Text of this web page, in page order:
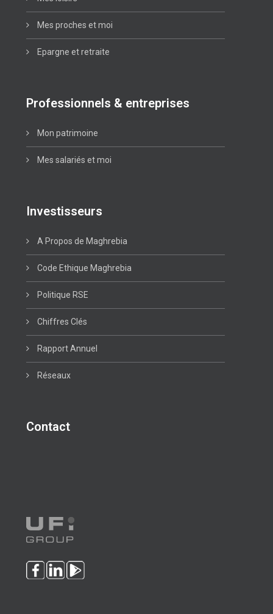
Mes proches et moi
Epargne et retraite
Professionnels & entreprises
Mon patrimoine
Mes salariés et moi
Investisseurs
A Propos de Maghrebia
Code Ethique Maghrebia
Politique RSE
Chiffres Clés
Rapport Annuel
Réseaux
Contact